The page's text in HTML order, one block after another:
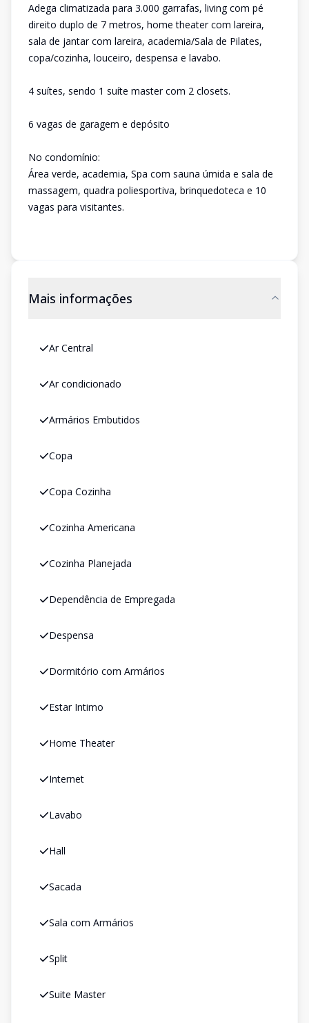
Adega climatizada para 3.000 garrafas, living com pé
direito duplo de 7 metros, home theater com lareira,
sala de jantar com lareira, academia/Sala de Pilates,
copa/cozinha, louceiro, despensa e lavabo.
4 suítes, sendo 1 suíte master com 2 closets.
6 vagas de garagem e depósito
No condomínio:
Área verde, academia, Spa com sauna úmida e sala de
massagem, quadra poliesportiva, brinquedoteca e 10
vagas para visitantes.
Mais informações
Ar Central
Ar condicionado
Armários Embutidos
Copa
Copa Cozinha
Cozinha Americana
Cozinha Planejada
Dependência de Empregada
Despensa
Dormitório com Armários
Estar Intimo
Home Theater
Internet
Lavabo
Hall
Sacada
Sala com Armários
Split
Suite Master